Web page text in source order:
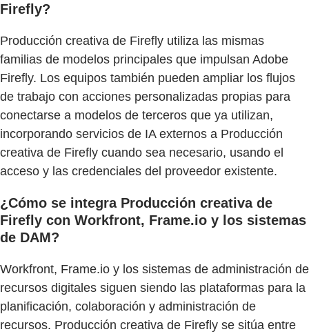
Firefly?
Producción creativa de Firefly utiliza las mismas
familias de modelos principales que impulsan Adobe
Firefly. Los equipos también pueden ampliar los flujos
de trabajo con acciones personalizadas propias para
conectarse a modelos de terceros que ya utilizan,
incorporando servicios de IA externos a Producción
creativa de Firefly cuando sea necesario, usando el
acceso y las credenciales del proveedor existente.
¿Cómo se integra Producción creativa de
Firefly con Workfront, Frame.io y los sistemas
de DAM?
Workfront, Frame.io y los sistemas de administración de
recursos digitales siguen siendo las plataformas para la
planificación, colaboración y administración de
recursos. Producción creativa de Firefly se sitúa entre